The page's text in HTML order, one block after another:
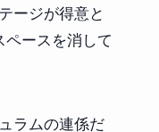
ージが得意と
ースを消して
ラムの連係だ